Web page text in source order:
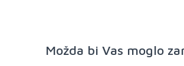
Možda bi Vas moglo